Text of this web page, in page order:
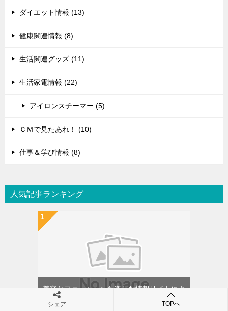
ダイエット情報 (13)
健康関連情報 (8)
生活関連グッズ (11)
生活家電情報 (22)
アイロンスチーマー (5)
ＣＭで見たあれ！ (10)
仕事＆学び情報 (8)
人気記事ランキング
美容とファッションを楽しむ情報サイトによ
うこそ！
シェア TOPへ